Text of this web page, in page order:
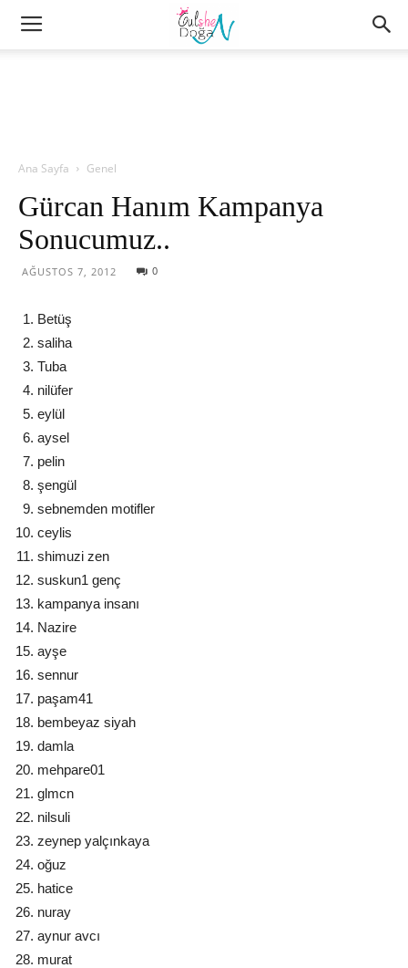
Ana Sayfa Genel
Gürcan Hanım Kampanya
Sonucumuz..
AĞUSTOS 7, 2012 0
Betüş
saliha
Tuba
nilüfer
eylül
aysel
pelin
şengül
sebnemden motifler
ceylis
shimuzi zen
suskun1 genç
kampanya insanı
Nazire
ayşe
sennur
paşam41
bembeyaz siyah
damla
mehpare01
glmcn
nilsuli
zeynep yalçınkaya
oğuz
hatice
nuray
aynur avcı
murat